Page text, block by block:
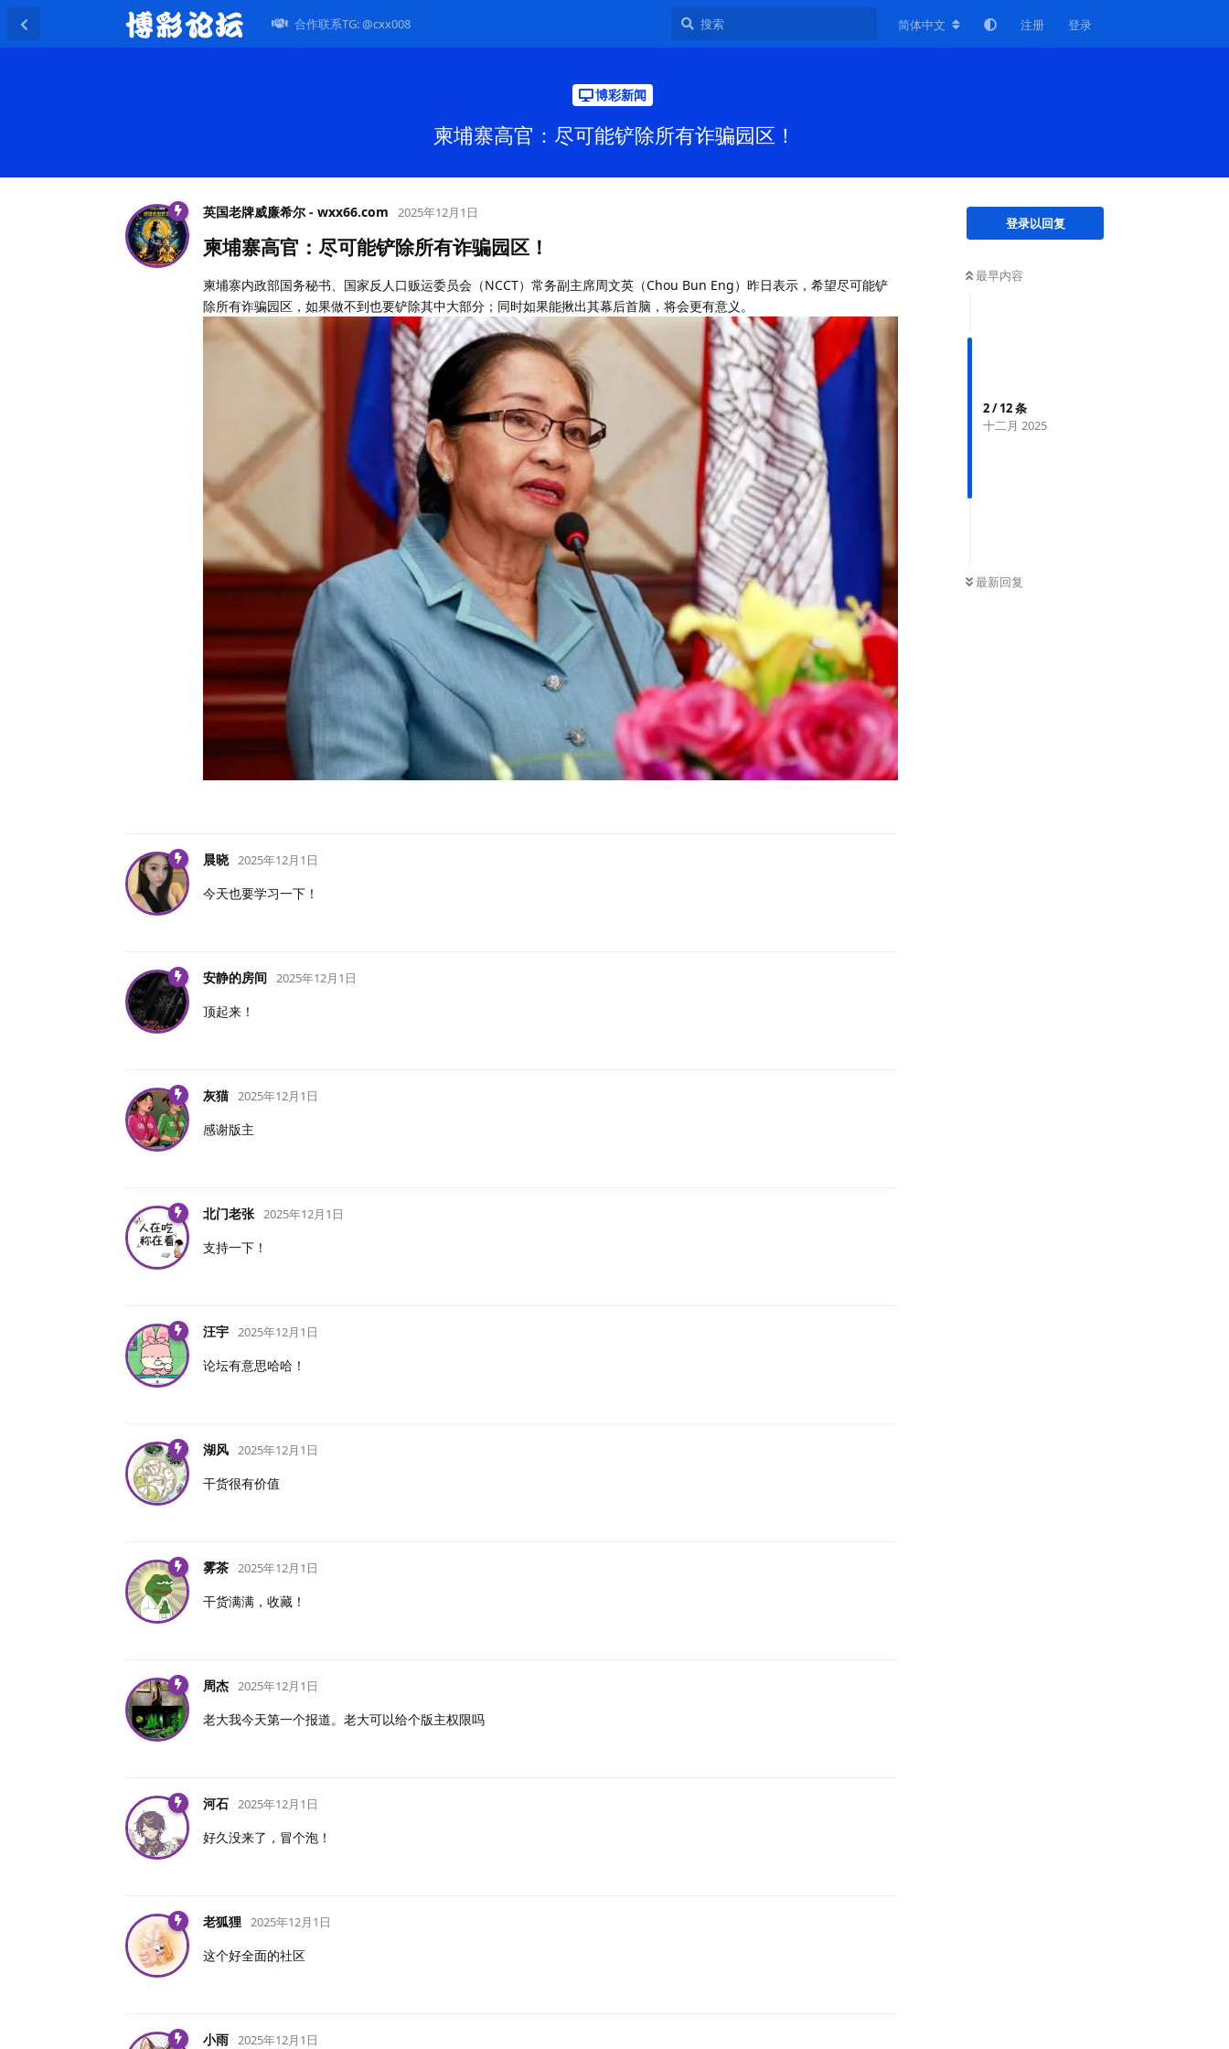
合作联系TG: @cxx008 简体中文 注册 登录
博彩新闻
柬埔寨高官：尽可能铲除所有诈骗园区！
登录以回复
最早内容
2/12条
十二月 2025
最新回复
英国老牌威廉希尔 - wxx66.​com 2025年12月1日
柬埔寨高官：尽可能铲除所有诈骗园区！
柬埔寨内政部国务秘书、国家反人口贩运委员会（NCCT）常务副主席周文英（Chou Bun Eng）昨日表示，希望尽可能铲
除所有诈骗园区，如果做不到也要铲除其中大部分；同时如果能揪出其幕后首脑，将会更有意义。
晨晓 2025年12月1日
今天也要学习一下！
安静的房间 2025年12月1日
顶起来！
灰猫 2025年12月1日
感谢版主
北门老张 2025年12月1日
支持一下！
汪宇 2025年12月1日
论坛有意思哈哈！
湖风 2025年12月1日
干货很有价值
雾茶 2025年12月1日
干货满满，收藏！
周杰 2025年12月1日
老大我今天第一个报道。老大可以给个版主权限吗
河石 2025年12月1日
好久没来了，冒个泡！
老狐狸 2025年12月1日
这个好全面的社区
小雨 2025年12月1日